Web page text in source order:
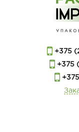
+375
+375